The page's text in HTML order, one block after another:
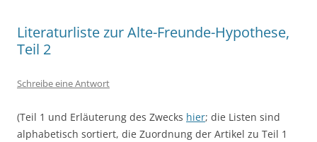
Literaturliste zur Alte-Freunde-Hypothese,
Teil 2
Schreibe eine Antwort
(Teil 1 und Erläuterung des Zwecks hier; die Listen sind
alphabetisch sortiert, die Zuordnung der Artikel zu Teil 1